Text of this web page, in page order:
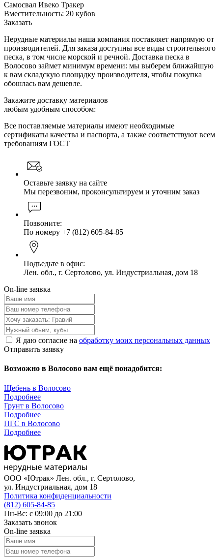
Самосвал Ивеко Тракер
Вместительность: 20 кубов
Заказать
Нерудные материалы наша компания поставляет напрямую от
производителей. Для заказа доступны все виды строительного
песка, в том числе морской и речной. Доставка песка в
Волосово займет минимум времени: мы выберем ближайшую
к вам складскую площадку производителя, чтобы покупка
обошлась вам дешевле.
Закажите доставку материалов
любым удобным способом:
Все поставляемые материалы имеют необходимые
сертификаты качества и паспорта, а также соответствуют всем
требованиям ГОСТ
Оставьте заявку на сайте
Мы перезвоним, проконсультируем и уточним заказ
Позвоните:
По номеру +7 (812) 605-84-85
Подъедьте в офис:
Лен. обл., г. Сертолово, ул. Индустриальная, дом 18
On-line заявка
Я даю согласие на обработку моих персональных данных
Отправить заявку
Возможно в Волосово вам ещё понадобится:
Щебень в Волосово
Подробнее
Грунт в Волосово
Подробнее
ПГС в Волосово
Подробнее
ООО «Ютрак» Лен. обл., г. Сертолово,
ул. Индустриальная, дом 18
Политика конфиденциальности
(812) 605-84-85
Пн-Вс: с 09:00 до 21:00
Заказать звонок
On-line заявка